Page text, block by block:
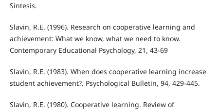
Síntesis.
Slavin, R.E. (1996). Research on cooperative learning and
achievement: What we know, what we need to know.
Contemporary Educational Psychology, 21, 43-69
Slavin, R.E. (1983). When does cooperative learning increase
student achievement?. Psychological Bulletin, 94, 429-445.
Slavin, R.E. (1980). Cooperative learning. Review of